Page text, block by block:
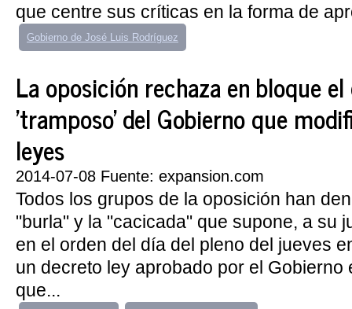
que centre sus críticas en la forma de
Gobierno de José Luis Rodríguez
La oposición rechaza en bloque
'tramposo' del Gobierno que
leyes
2014-07-08 Fuente: expansion.com
Todos los grupos de la oposición han
"burla" y la "cacicada" que supone, a su
en el orden del día del pleno del jueves
un decreto ley aprobado por el Gobierno
que...